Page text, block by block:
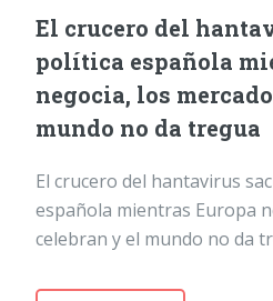
El crucero del
política española
negocia, los
mundo no da tregua
El crucero del hantavirus
española mientras Europa
celebran y el mundo no da